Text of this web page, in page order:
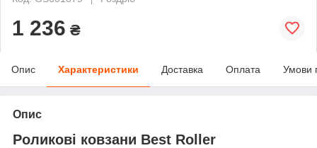
1 236 ₴
Опис Характеристики Доставка Оплата Умови
Опис
Роликові ковзани Best Roller